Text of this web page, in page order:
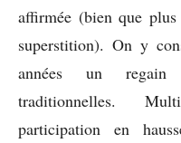
affirmée (bien que
superstition). On y
années un regain
traditionnelles.
participation en